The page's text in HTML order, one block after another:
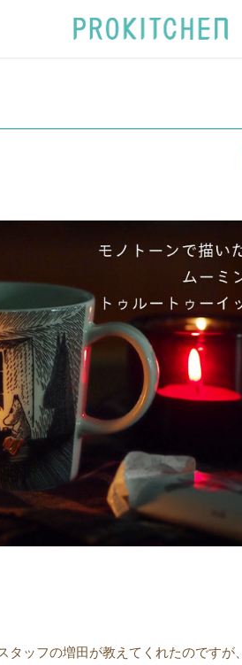
ッフの増田が教えてくれたのですが、